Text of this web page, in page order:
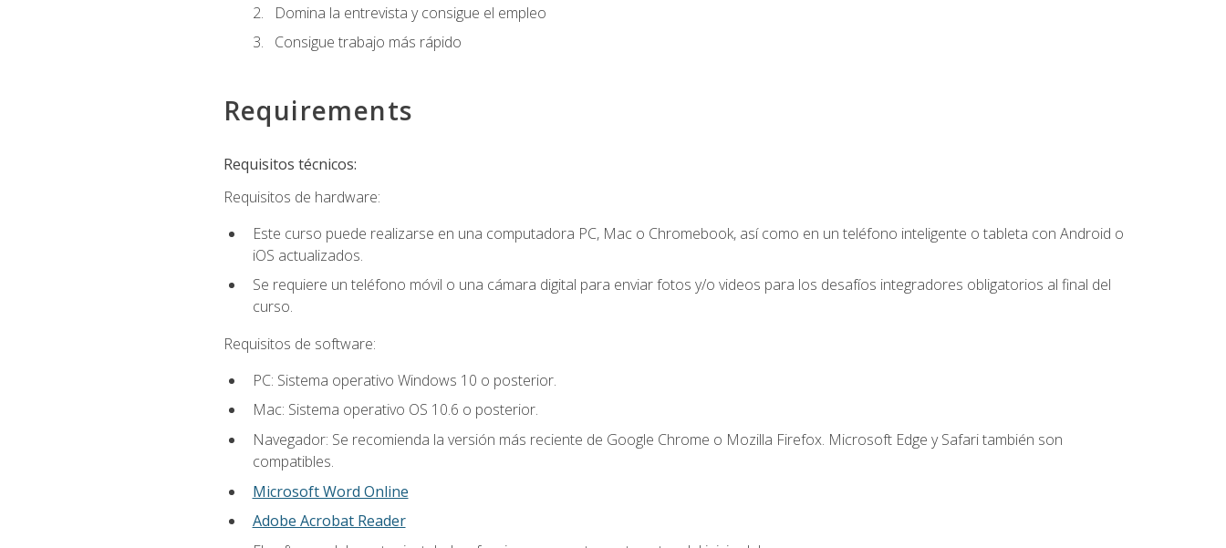
Domina la entrevista y consigue el empleo
Consigue trabajo más rápido
Requirements
Requisitos técnicos:
Requisitos de hardware:
Este curso puede realizarse en una computadora PC, Mac o Chromebook, así como en un teléfono inteligente o tableta con Android o
iOS actualizados.
Se requiere un teléfono móvil o una cámara digital para enviar fotos y/o videos para los desafíos integradores obligatorios al final del
curso.
Requisitos de software:
PC: Sistema operativo Windows 10 o posterior.
Mac: Sistema operativo OS 10.6 o posterior.
Navegador: Se recomienda la versión más reciente de Google Chrome o Mozilla Firefox. Microsoft Edge y Safari también son
compatibles.
Microsoft Word Online
Adobe Acrobat Reader